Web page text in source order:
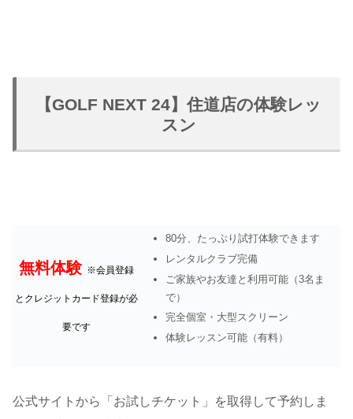
【GOLF NEXT 24】住道店の体験レッ
スン
無料体験 ※会員登録
とクレジットカード登録が必
要です
80分、たっぷり試打体験できます
レンタルクラブ完備
ご家族やお友達と利用可能（3名ま
で）
完全個室・大型スクリーン
体験レッスン可能（有料）
公式サイトから「お試しチケット」を取得して予約しま